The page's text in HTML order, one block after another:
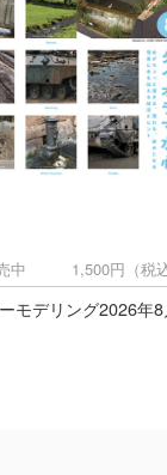
1,500円（税
中
モデリング2026年